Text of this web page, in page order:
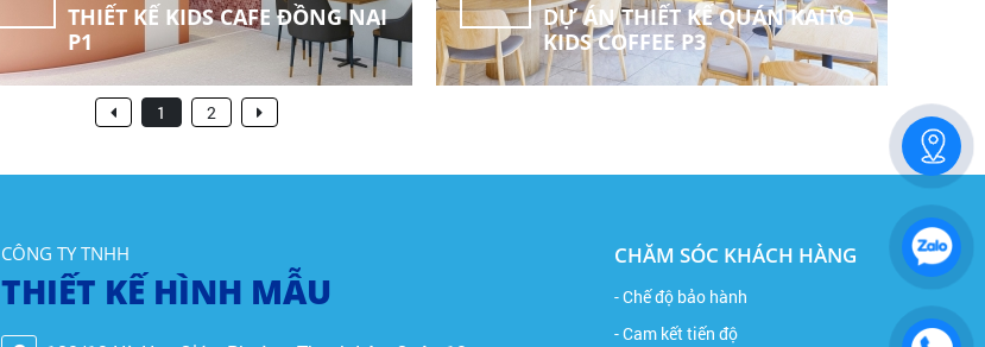
THIẾT KẾ KIDS CAFE ĐỒNG NAI
P1
DỰ ÁN THIẾT KẾ QUÁN KAITO
KIDS COFFEE P3
1 2
CÔNG TY TNHH
THIẾT KẾ HÌNH MẪU
CHĂM SÓC KHÁCH HÀNG
- Chế độ bảo hành
- Cam kết tiến độ